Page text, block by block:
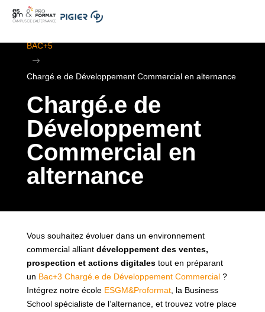
BAC+5
$
Chargé.e de Développement Commercial en alternance
Chargé.e de
Développement
Commercial en
alternance
Vous souhaitez évoluer dans un environnement
commercial alliantdéveloppement des ventes,
prospection et actions digitalestout en préparant
un Bac+3 Chargé.e de Développement Commercial?
Intégrez notre école ESGM&Proformat, la Business
School spécialiste de l’alternance, et trouvez votre place